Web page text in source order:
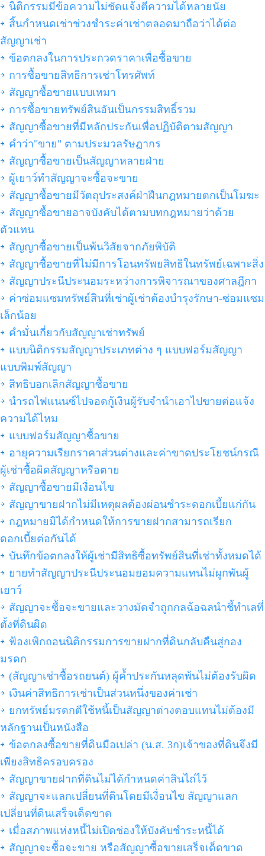
นิติกรรมมีข้อความไม่ชัดแจ้งตีความได้หลายนัย
สิ้นกำหนดเช่าช่วงชำระค่าเช่าตลอดมาถือว่าได้ต่อ
สัญญาเช่า
ข้อตกลงในการประกวดราคาเพื่อซื้อขาย
การซื้อขายสิทธิการเช่าโทรศัพท์
สัญญาซื้อขายแบบเหมา
การซื้อขายทรัพย์สินอันเป็นกรรมสิทธิ์รวม
สัญญาซื้อขายที่มีหลักประกันเพื่อปฏิบัติตามสัญญา
คำว่า"ขาย" ตามประมวลรัษฎากร
สัญญาซื้อขายเป็นสัญญาหลายฝ่าย
ผู้เยาว์ทำสัญญาจะซื้อจะขาย
สัญญาซื้อขายมีวัตถุประสงค์ฝ่าฝืนกฎหมายตกเป็นโมฆะ
สัญญาซื้อขายอาจบังคับได้ตามบทกฎหมายว่าด้วย
ตัวแทน
สัญญาซื้อขายเป็นพ้นวิสัยจากภัยพิบัติ
สัญญาซื้อขายที่ไม่มีการโอนทรัพยสิทธิในทรัพย์เฉพาะสิ่ง
สัญญาประนีประนอมระหว่างการพิจารณาของศาลฎีกา
ค่าซ่อมแซมทรัพย์สินที่เช่าผู้เช่าต้องบำรุงรักษา-ซ่อมแซม
เล็กน้อย
คำมั่นเกี่ยวกับสัญญาเช่าทรัพย์
แบบนิติกรรมสัญญาประเภทต่าง ๆ แบบฟอร์มสัญญา
แบบพิมพ์สัญญา
สิทธิบอกเลิกสัญญาซื้อขาย
นำรถไฟแนนซ์ไปจอดกู้เงินผู้รับจำนำเอาไปขายต่อแจ้ง
ความได้ไหม
แบบฟอร์มสัญญาซื้อขาย
อายุความเรียกราคาส่วนต่างและค่าขาดประโยชน์กรณี
ผู้เช่าซื้อผิดสัญญาหรือตาย
สัญญาซื้อขายมีเงื่อนไข
สัญญาขายฝากไม่มีเหตุผลต้องผ่อนชำระดอกเบี้ยแก่กัน
กฎหมายมิได้กำหนดให้การขายฝากสามารถเรียก
ดอกเบี้ยต่อกันได้
บันทึกข้อตกลงให้ผู้เช่ามีสิทธิซื้อทรัพย์สินที่เช่าทั้งหมดได้
ยายทำสัญญาประนีประนอมยอมความแทนไม่ผูกพันผู้
เยาว์
สัญญาจะซื้อจะขายและวางมัดจำถูกกลฉ้อฉลนำชี้ทำเลที่
ตั้งที่ดินผิด
ฟ้องเพิกถอนนิติกรรมการขายฝากที่ดินกลับคืนสู่กอง
มรดก
(สัญญาเช่าซื้อรถยนต์) ผู้ค้ำประกันหลุดพ้นไม่ต้องรับผิด
เงินค่าสิทธิการเช่าเป็นส่วนหนึ่งของค่าเช่า
ยกทรัพย์มรดกตีใช้หนี้เป็นสัญญาต่างตอบแทนไม่ต้องมี
หลักฐานเป็นหนังสือ
ข้อตกลงซื้อขายที่ดินมือเปล่า (น.ส. 3ก)เจ้าของที่ดินจึงมี
เพียงสิทธิครอบครอง
สัญญาขายฝากที่ดินไม่ได้กำหนดค่าสินไถ่ไว้
สัญญาจะแลกเปลี่ยนที่ดินโดยมีเงื่อนไข สัญญาแลก
เปลี่ยนที่ดินเสร็จเด็ดขาด
เมื่อสภาพแห่งหนี้ไม่เปิดช่องให้บังคับชำระหนี้ได้
สัญญาจะซื้อจะขาย หรือสัญญาซื้อขายเสร็จเด็ดขาด